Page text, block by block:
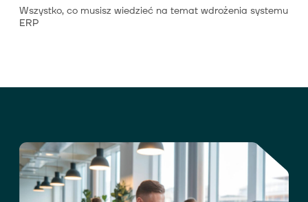
Wszystko, co musisz wiedzieć na temat wdrożenia systemu
ERP